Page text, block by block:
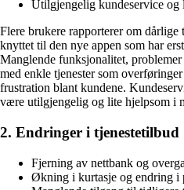
Utilgjengelig kundeservice og
Flere brukere rapporterer om
knyttet til den nye appen som har
Manglende funksjonalitet,
med enkle tjenester som
frustration blant kundene.
være utilgjengelig og lite hjelpsom i
2. Endringer i tjenestetilbud
Fjerning av nettbank og
Økning i kurtasje og endring i